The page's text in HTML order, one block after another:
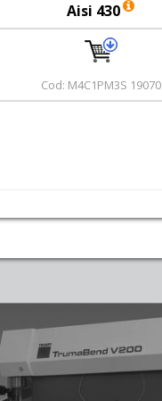
Aisi 430
Cod: M4C1PM3S 19070